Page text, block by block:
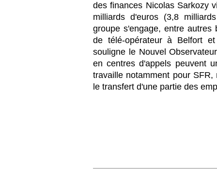
des finances Nicolas Sarkozy
milliards d'euros (3,8
groupe s'engage, entre
de télé-opérateur à Belfort
souligne le Nouvel
en centres d'appels peuvent
travaille notamment pour
le transfert d'une partie des